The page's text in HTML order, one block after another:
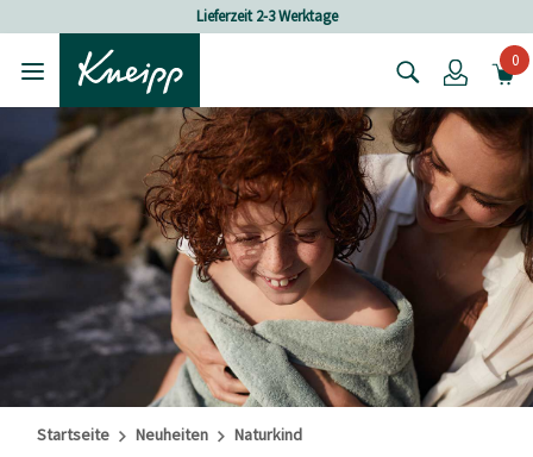
Lieferzeit 2-3 Werktage
Login0
Startseite Neuheiten Naturkind